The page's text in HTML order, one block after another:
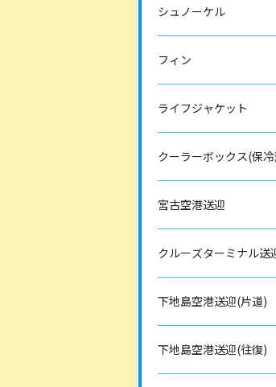
シュノーケル
フィン
ライフジャケット
クーラーボックス(保
宮古空港送迎
クルーズターミナル送
下地島空港送迎(片道)
下地島空港送迎(往復)